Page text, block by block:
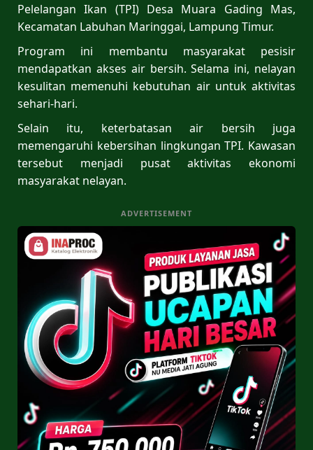
Pelelangan Ikan (TPI) Desa Muara Gading Mas,
Kecamatan Labuhan Maringgai, Lampung Timur.
Program ini membantu masyarakat pesisir
mendapatkan akses air bersih. Selama ini, nelayan
kesulitan memenuhi kebutuhan air untuk aktivitas
sehari-hari.
Selain itu, keterbatasan air bersih juga
memengaruhi kebersihan lingkungan TPI. Kawasan
tersebut menjadi pusat aktivitas ekonomi
masyarakat nelayan.
ADVERTISEMENT